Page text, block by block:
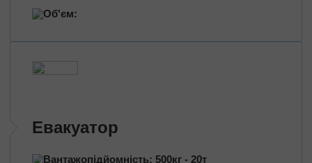
Об'єм:
Евакуатор
Вантажопідйомність: 500кг - 20т